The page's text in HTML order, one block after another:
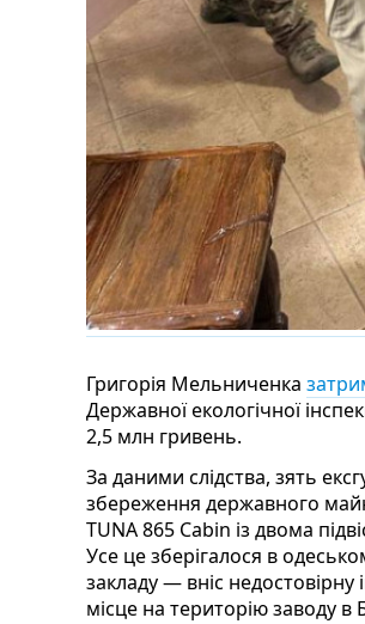
Григорія Мельниченка
Державної екологічної
2,5 млн гривень.
За даними слідства, зять
збереження державного
TUNA 865 Cabin із двома
Усе це зберігалося в
закладу — вніс
місце на територію заводу в